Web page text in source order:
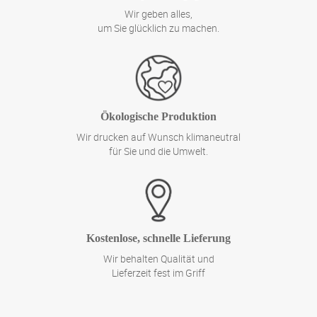
Wir geben alles,
um Sie glücklich zu machen.
Ökologische Produktion
Wir drucken auf Wunsch klimaneutral
für Sie und die Umwelt.
Kostenlose, schnelle Lieferung
Wir behalten Qualität und
Lieferzeit fest im Griff